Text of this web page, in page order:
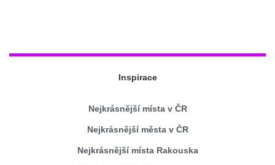
Inspirace
Nejkrásnější místa v ČR
Nejkrásnější města v ČR
Nejkrásnější místa Rakouska